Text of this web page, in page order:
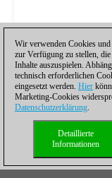
In Runde 9 stand
gedrückt, aber
am Ende sogar noch
Wir verwenden Cookies
zur Verfügung zu stellen,
Inhalte auszuspielen.
technisch erforderlichen
eingesetzt werden. Hier
Marketing-Cookies
Datenschutzerklärung.
Detaillierte
Informationen